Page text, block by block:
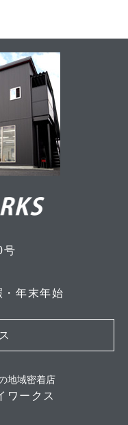
号
年末年始
地域密着店
ワークス